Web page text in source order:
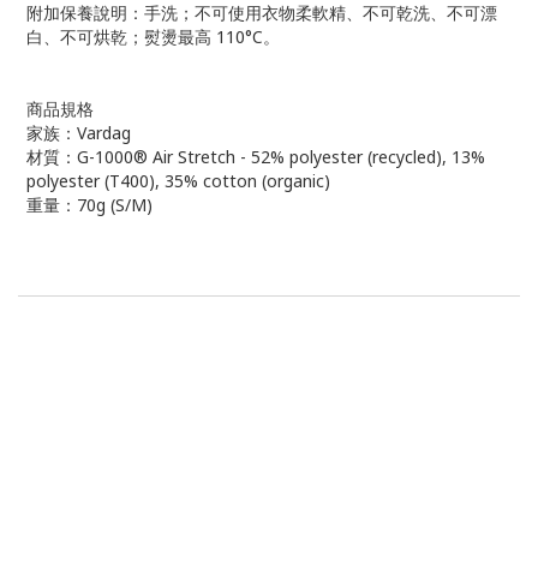
附加保養說明：手洗；不可使用衣物柔軟精、不可乾洗、不可漂
白、不可烘乾；熨燙最高 110°C。
商品規格
家族：Vardag
材質：G-1000® Air Stretch - 52% polyester (recycled), 13%
polyester (T400), 35% cotton (organic)
重量：70g (S/M)